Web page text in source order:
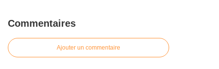
Commentaires
Ajouter un commentaire